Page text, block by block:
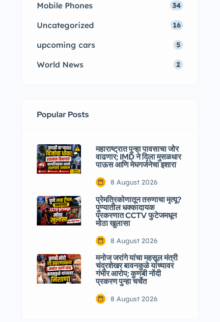
Mobile Phones 34
Uncategorized 16
upcoming cars 5
World News 2
Popular Posts
महाराष्ट्रात पुन्हा पावसाचा जोर
वाढणार; IMD ने दिला मुसळधार
पाऊस आणि मेघगर्जनेचा इशारा
8 August 2026
प्रेमत्रिकोणातून तरुणाचा मृत्यू?
पुण्यातील धक्कादायक
प्रकरणात CCTV फुटेजमधून
मोठा खुलासा
8 August 2026
मनोज जरांगे यांचा महसूल मंत्री
चंद्रशेखर बावनकुळे यांच्यावर
गंभीर आरोप; कुणबी नोंदी
प्रकरण पुन्हा चर्चेत
8 August 2026